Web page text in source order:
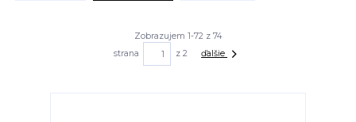
Zobrazujem 1-72 z 74
strana
z 2 ďalšie